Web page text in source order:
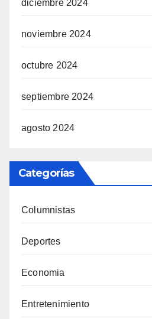
diciembre 2024
noviembre 2024
octubre 2024
septiembre 2024
agosto 2024
Categorías
Columnistas
Deportes
Economia
Entretenimiento